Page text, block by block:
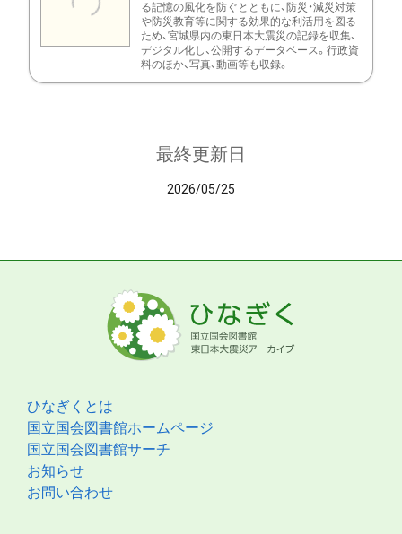
る記憶の風化を防ぐとともに、防災・減災対策
や防災教育等に関する効果的な利活用を図る
ため、宮城県内の東日本大震災の記録を収集、
デジタル化し、公開するデータベース。行政資
料のほか、写真、動画等も収録。
最終更新日
2026/05/25
ひなぎくとは
国立国会図書館ホームページ
国立国会図書館サーチ
お知らせ
お問い合わせ